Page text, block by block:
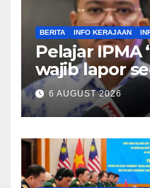
BERITA INFO KERAJAAN
Pelajar IPMA
wajib lapor
Pengarah –
6 AUGUST 2026